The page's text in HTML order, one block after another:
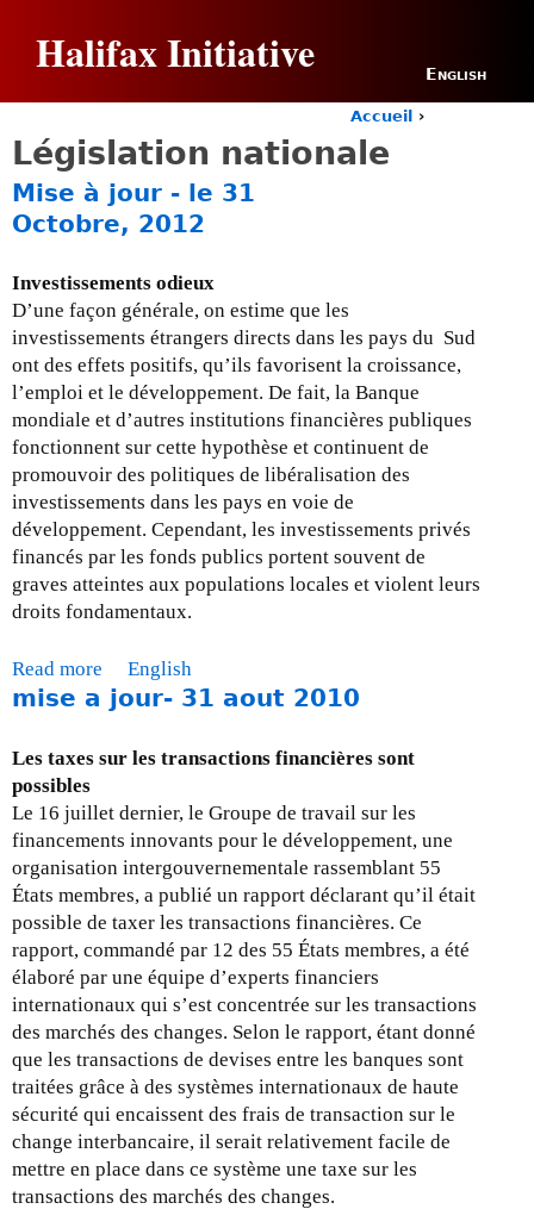
Halifax Initiative English
o
u
a
r
h
e
r
e
Accueil ›
Législation nationale
Mise à jour - le 31
Octobre, 2012
Investissements odieux
D’une façon générale, on estime que les
investissements étrangers directs dans les pays du Sud
ont des effets positifs, qu’ils favorisent la croissance,
l’emploi et le développement. De fait, la Banque
mondiale et d’autres institutions financières publiques
fonctionnent sur cette hypothèse et continuent de
promouvoir des politiques de libéralisation des
investissements dans les pays en voie de
développement. Cependant, les investissements privés
financés par les fonds publics portent souvent de
graves atteintes aux populations locales et violent leurs
droits fondamentaux.
Read more
b
u
M
i
s
e
à
j
o
u
r
-
l
e
3
1
O
English
mise a jour- 31 aout 2010
Les taxes sur les transactions financières sont
possibles
Le 16 juillet dernier, le Groupe de travail sur les
financements innovants pour le développement, une
organisation intergouvernementale rassemblant 55
États membres, a publié un rapport déclarant qu’il était
possible de taxer les transactions financières. Ce
rapport, commandé par 12 des 55 États membres, a été
élaboré par une équipe d’experts financiers
internationaux qui s’est concentrée sur les transactions
des marchés des changes. Selon le rapport, étant donné
que les transactions de devises entre les banques sont
traitées grâce à des systèmes internationaux de haute
sécurité qui encaissent des frais de transaction sur le
change interbancaire, il serait relativement facile de
mettre en place dans ce système une taxe sur les
transactions des marchés des changes.